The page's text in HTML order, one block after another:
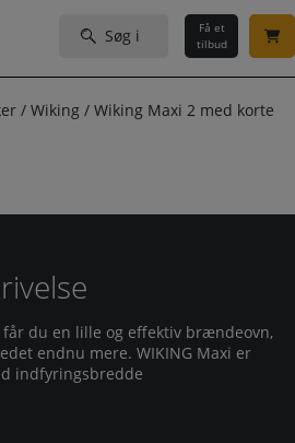
efter:
Få et
tilbud
/ Wiking / Wiking Maxi 2 med korte
får du en lille og effektiv brændeovn,
endnu mere. WIKING Maxi er
indfyringsbredde